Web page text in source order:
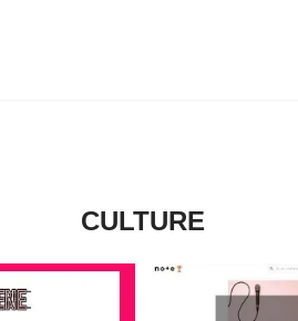
CULTURE